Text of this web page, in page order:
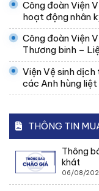
Công đoàn Viện
hoạt động nhân
đoàn Việt Nam
Công đoàn Viện
Thương binh –
Viện Vệ sinh
các Anh hùng
27/7
THÔNG TIN
Thông
khát
06/08/